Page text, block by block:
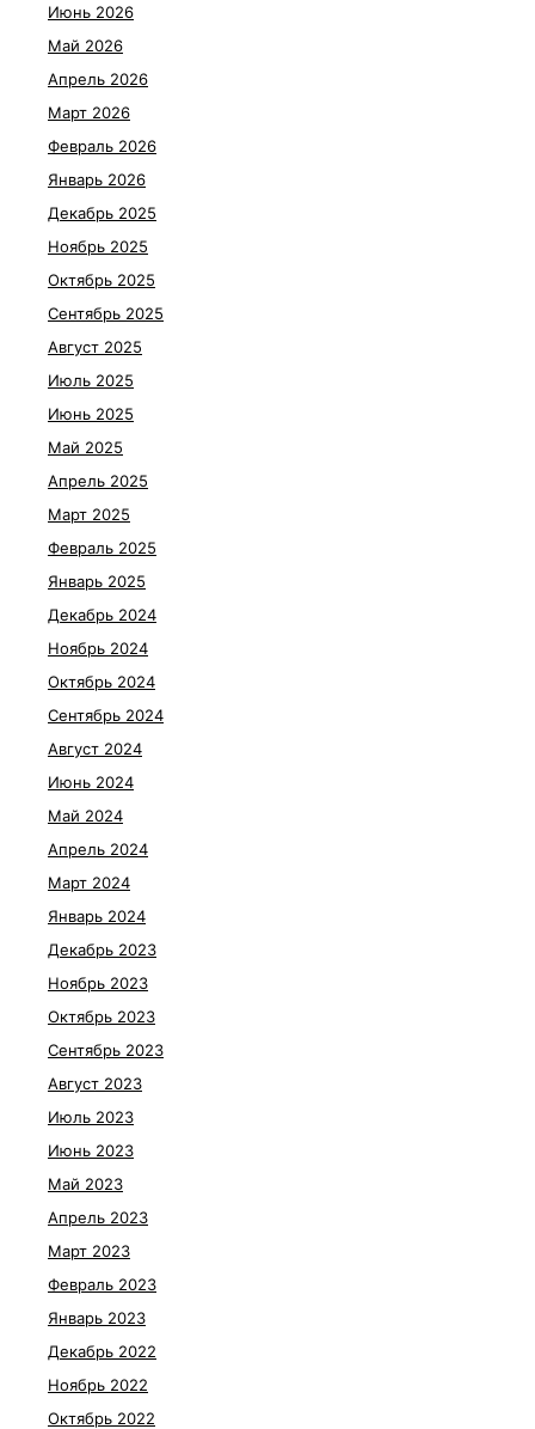
Июнь 2026
Май 2026
Апрель 2026
Март 2026
Февраль 2026
Январь 2026
Декабрь 2025
Ноябрь 2025
Октябрь 2025
Сентябрь 2025
Август 2025
Июль 2025
Июнь 2025
Май 2025
Апрель 2025
Март 2025
Февраль 2025
Январь 2025
Декабрь 2024
Ноябрь 2024
Октябрь 2024
Сентябрь 2024
Август 2024
Июнь 2024
Май 2024
Апрель 2024
Март 2024
Январь 2024
Декабрь 2023
Ноябрь 2023
Октябрь 2023
Сентябрь 2023
Август 2023
Июль 2023
Июнь 2023
Май 2023
Апрель 2023
Март 2023
Февраль 2023
Январь 2023
Декабрь 2022
Ноябрь 2022
Октябрь 2022